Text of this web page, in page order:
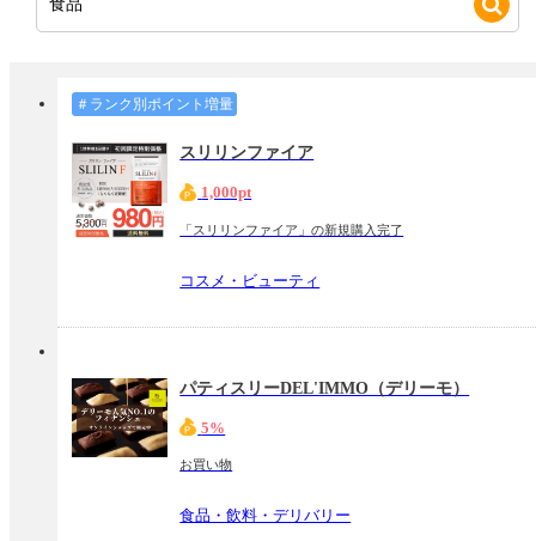
＃ランク別ポイント増量
スリリンファイア
1,000pt
「スリリンファイア」の新規購入完了
コスメ・ビューティ
パティスリーDEL'IMMO（デリーモ）
5%
お買い物
食品・飲料・デリバリー